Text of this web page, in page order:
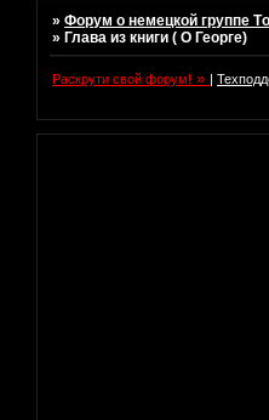
»Форум о немецкой группе
»Глава из книги ( О Георге)
Раскрути свой форум! » |